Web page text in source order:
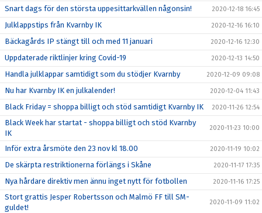
Snart dags för den största uppesittarkvällen någonsin! 2020-12-18 16:45
Julklappstips från Kvarnby IK 2020-12-16 16:10
Bäckagårds IP stängt till och med 11 januari 2020-12-16 12:30
Uppdaterade riktlinjer kring Covid-19 2020-12-13 14:50
Handla julklappar samtidigt som du stödjer Kvarnby 2020-12-09 09:08
Nu har Kvarnby IK en julkalender! 2020-12-04 11:43
Black Friday = shoppa billigt och stöd samtidigt Kvarnby IK 2020-11-26 12:54
Black Week har startat - shoppa billigt och stöd Kvarnby
IK
2020-11-23 10:00
Inför extra årsmöte den 23 nov kl 18.00 2020-11-19 10:02
De skärpta restriktionerna förlängs i Skåne 2020-11-17 17:35
Nya hårdare direktiv men ännu inget nytt för fotbollen 2020-11-16 17:25
Stort grattis Jesper Robertsson och Malmö FF till SM-
guldet!
2020-11-09 11:02